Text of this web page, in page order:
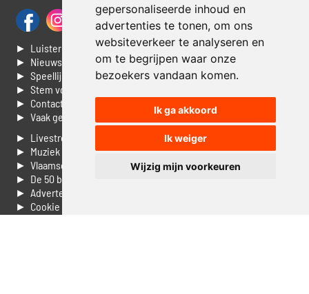
gepersonaliseerde inhoud en
advertenties te tonen, om ons
websiteverkeer te analyseren en
om te begrijpen waar onze
bezoekers vandaan komen.
Ik ga akkoord
Ik weiger
Wijzig mijn voorkeuren
► Luisteren naar Jouwradio
► Nieuws
► Speellijst
► Stem voor de Dag top 3
► Contacteer ons
► Vaak gestelde vragen
► Livestream informatie
► Muziek opzoeken
► Vlaamse 100 Aller tijden
► De 50 beste van...
► Adverteren op Jouwradio
► Cookie voorkeuren wijzigen